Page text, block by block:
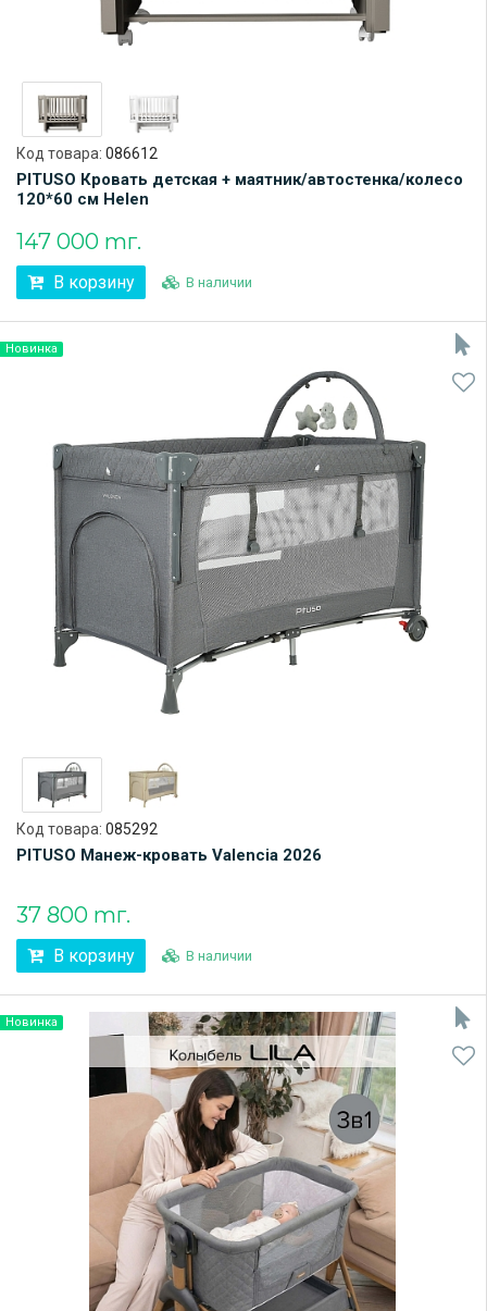
Код товара: 086612
PITUSO Кровать детская + маятник/автостенка/колесо
120*60 см Helen
147 000 тг.
В корзину В наличии
Код товара: 085292
PITUSO Манеж-кровать Valencia 2026
37 800 тг.
В корзину В наличии
Новинка
Новинка